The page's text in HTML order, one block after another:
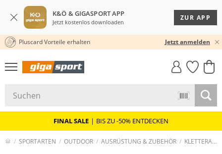
K&Ö & GIGASPORT APP
Jetzt kostenlos downloaden
ZUR APP
30 TAGE RÜCKGABERECHT
Pluscard Vorteile erhalten Jetzt anmelden
GIGASTYLE
FAHRRAD­
MUST-HAVE
FINAL SALE | BIS ZU -50% ENTDECKEN
SPORTARTEN OUTDOOR AUSRÜSTUNG & ZUBEHÖR KLETTERAUSRÜSTUNG UND KLETTERSTEIG AUSRÜSTUNG